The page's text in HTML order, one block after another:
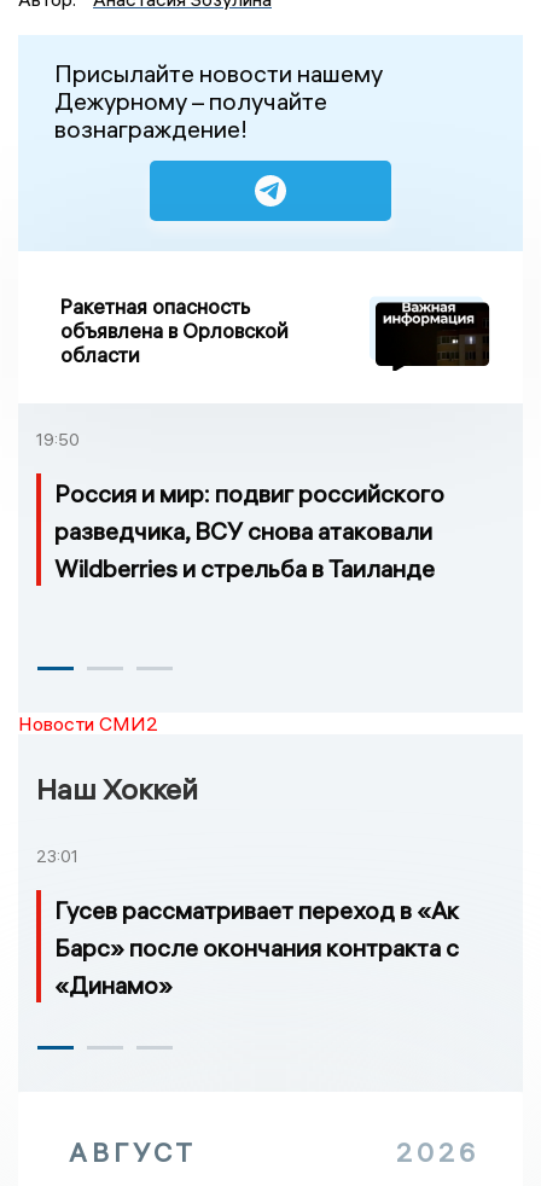
Присылайте новости нашему
Дежурному – получайте
вознаграждение!
Ракетная опасность
объявлена в Орловской
области
19:50
Россия и мир: подвиг российского
разведчика, ВСУ снова атаковали
Wildberries и стрельба в Таиланде
Новости СМИ2
Наш Хоккей
23:01
Гусев рассматривает переход в «Ак
Барс» после окончания контракта с
«Динамо»
АВГУСТ 2026